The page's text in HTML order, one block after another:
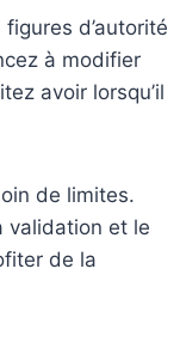
d’autorité
à modifier
avoir lorsqu’il
de limites.
validation et le
de la